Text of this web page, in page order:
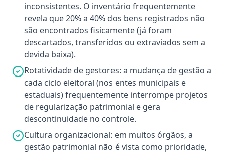
inconsistentes. O inventário frequentemente
revela que 20% a 40% dos bens registrados não
são encontrados fisicamente (já foram
descartados, transferidos ou extraviados sem a
devida baixa).
Rotatividade de gestores: a mudança de gestão a
cada ciclo eleitoral (nos entes municipais e
estaduais) frequentemente interrompe projetos
de regularização patrimonial e gera
descontinuidade no controle.
Cultura organizacional: em muitos órgãos, a
gestão patrimonial não é vista como prioridade,